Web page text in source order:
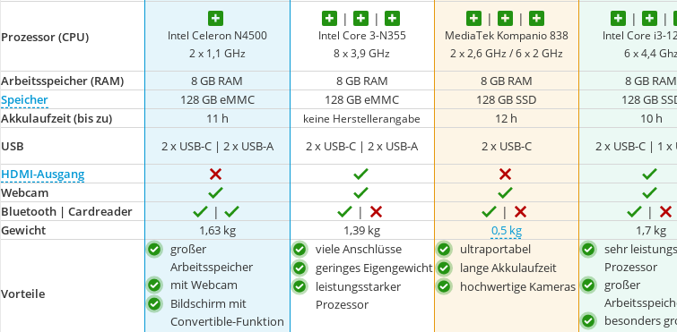
Prozessor (CPU)
Intel Celeron N4500
2 x 1,1 GHz
Intel Core 3-N355
8 x 3,9 GHz
‎MediaTek Kompanio 838
2 x 2,6 GHz / 6 x 2 GHz
Intel Core i3-
6 x 4,4 Ghz
Arbeitsspeicher (RAM) 8 GB RAM 8 GB RAM 8 GB RAM 8 GB RAM
Speicher
128 GB eMMC 128 GB eMMC 128 GB SSD 128 GB
Akkulaufzeit (bis zu)
11 h keine Herstellerangabe 12 h 10 h
USB 2 x USB-C | 2 x USB-A 2 x USB-C | 2 x USB-A 2 x USB-C 2 x USB-C | 1 x
HDMI-Ausgang
Webcam
Bluetooth | Cardreader
Gewicht
1,63 kg 1,39 kg 0,5 kg 1,7 kg
Vorteile
großer
Arbeitsspeicher
mit Webcam
Bildschirm mit
Convertible-Funktion
viele Anschlüsse
geringes Eigengewicht
leistungsstarker
Prozessor
ultraportabel
lange Akkulaufzeit
hochwertige Kameras
sehr
Prozessor
großer
besonders